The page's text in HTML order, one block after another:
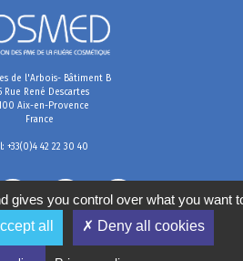
de l'Arbois- Bâtiment B
Rue René Descartes
Aix-en-Provence
France
+33(0)4 42 22 30 40
vente Politique de confidentialité
gives you control over what you want
all ✗ Deny all cookies